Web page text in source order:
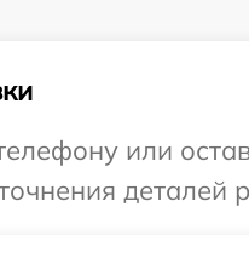
или
деталей